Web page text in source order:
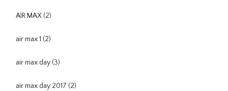
AIR MAX (2)
air max 1 (2)
air max day (3)
air max day 2017 (2)